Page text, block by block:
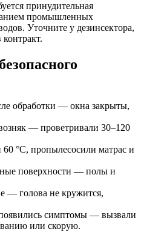
принудительная
промышленных
Уточните у дезинсектора,
контракт.
обработки — окна закрыты,
— проветривали 30–120
°C, пропылесосили матрас и
поверхности — полы и
— голова не кружится,
симптомы — вызвали
или скорую.